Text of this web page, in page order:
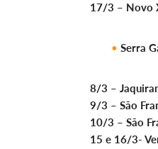
17/3 – Novo
Serra
8/3 –
9/3 – São
10/3 – São
15 e 16/3-